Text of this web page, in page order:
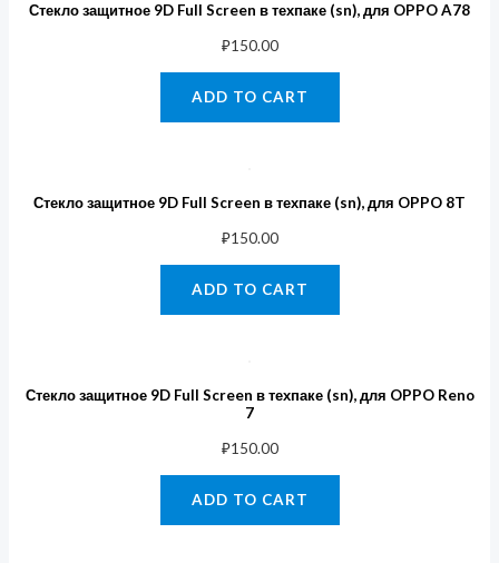
Стекло защитное 9D Full Screen в техпаке (sn), для OPPO A78
₽150.00
ADD TO CART
Стекло защитное 9D Full Screen в техпаке (sn), для OPPO 8T
₽150.00
ADD TO CART
Стекло защитное 9D Full Screen в техпаке (sn), для OPPO Reno
7
₽150.00
ADD TO CART